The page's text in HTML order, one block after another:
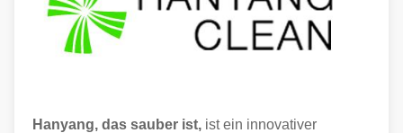
Hanyang, das sauber ist, ist ein innovativer